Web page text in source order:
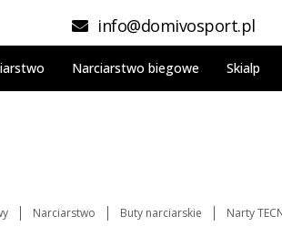
info@domivosport.pl
Narciarstwo biegowe Skialp
Narciarstwo Buty narciarskie Narty